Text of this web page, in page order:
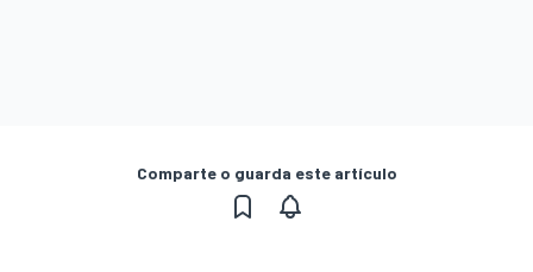
Comparte o guarda este artículo